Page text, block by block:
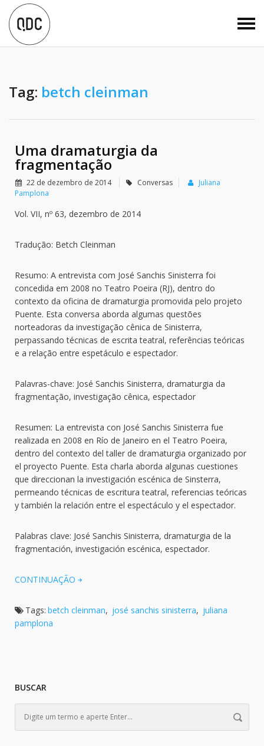
Tag: betch cleinman
Uma dramaturgia da
fragmentação
22 de dezembro de 2014 Conversas
Juliana
Pamplona
Vol. VII, nº 63, dezembro de 2014
Tradução: Betch Cleinman
Resumo: A entrevista com José Sanchis Sinisterra foi
concedida em 2008 no Teatro Poeira (RJ), dentro do
contexto da oficina de dramaturgia promovida pelo projeto
Puente. Esta conversa aborda algumas questões
norteadoras da investigação cênica de Sinisterra,
perpassando técnicas de escrita teatral, referências teóricas
e a relação entre espetáculo e espectador.
Palavras-chave: José Sanchis Sinisterra, dramaturgia da
fragmentação, investigação cênica, espectador
Resumen: La entrevista con José Sanchis Sinisterra fue
realizada en 2008 en Río de Janeiro en el Teatro Poeira,
dentro del contexto del taller de dramaturgia organizado por
el proyecto Puente. Esta charla aborda algunas cuestiones
que direccionan la investigación escénica de Sinsterra,
permeando técnicas de escritura teatral, referencias teóricas
y también la relación entre el espectáculo y el espectador.
Palabras clave: José Sanchis Sinisterra, dramaturgia de la
fragmentación, investigación escénica, espectador.
CONTINUAÇÃO
Tags: betch cleinman, josé sanchis sinisterra, juliana
pamplona
BUSCAR